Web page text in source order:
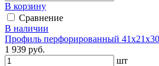
В корзину
Сравнение
В наличии
Профиль перфорированный
1 939 руб.
шт